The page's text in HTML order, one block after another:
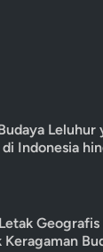
Leluhur
Indonesia